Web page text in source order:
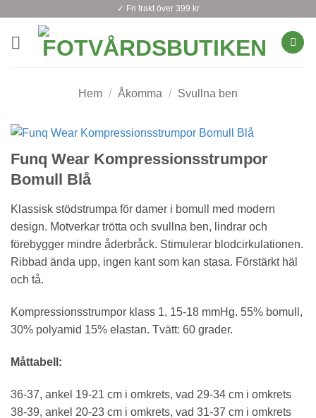
✓ Fri frakt över 399 kr
Hem / Åkomma / Svullna ben
Funq Wear Kompressionsstrumpor
Bomull Blå
Klassisk stödstrumpa för damer i bomull med modern
design. Motverkar trötta och svullna ben, lindrar och
förebygger mindre åderbråck. Stimulerar blodcirkulationen.
Ribbad ända upp, ingen kant som kan stasa. Förstärkt häl
och tå.
Kompressionsstrumpor klass 1, 15-18 mmHg. 55% bomull,
30% polyamid 15% elastan. Tvätt: 60 grader.
Måttabell:
36-37, ankel 19-21 cm i omkrets, vad 29-34 cm i omkrets
38-39, ankel 20-23 cm i omkrets, vad 31-37 cm i omkrets